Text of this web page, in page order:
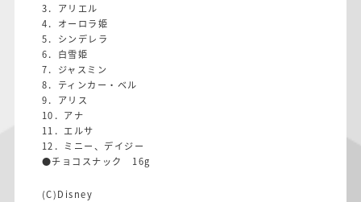
3．アリエル
4．オーロラ姫
5．シンデレラ
6．白雪姫
7．ジャスミン
8．ティンカー・ベル
9．アリス
10．アナ
11．エルサ
12．ミニー、デイジー
●チョコスナック 16g
(C)Disney